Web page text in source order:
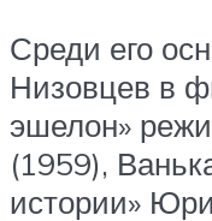
Среди его
Низовцев в
эшелон»
(1959),
истории»